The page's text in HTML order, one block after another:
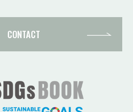
CONTACT